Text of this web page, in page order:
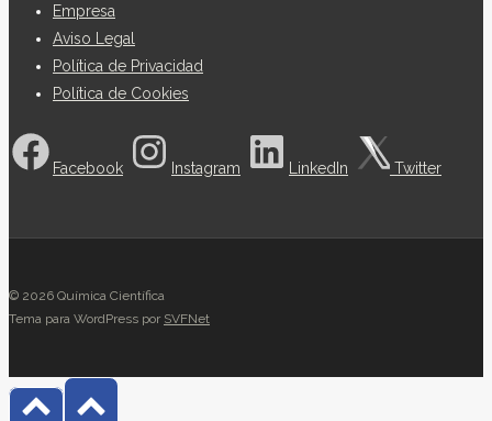
Empresa
Aviso Legal
Política de Privacidad
Política de Cookies
Facebook Instagram LinkedIn Twitter
© 2026 Química Científica
Tema para WordPress por SVFNet